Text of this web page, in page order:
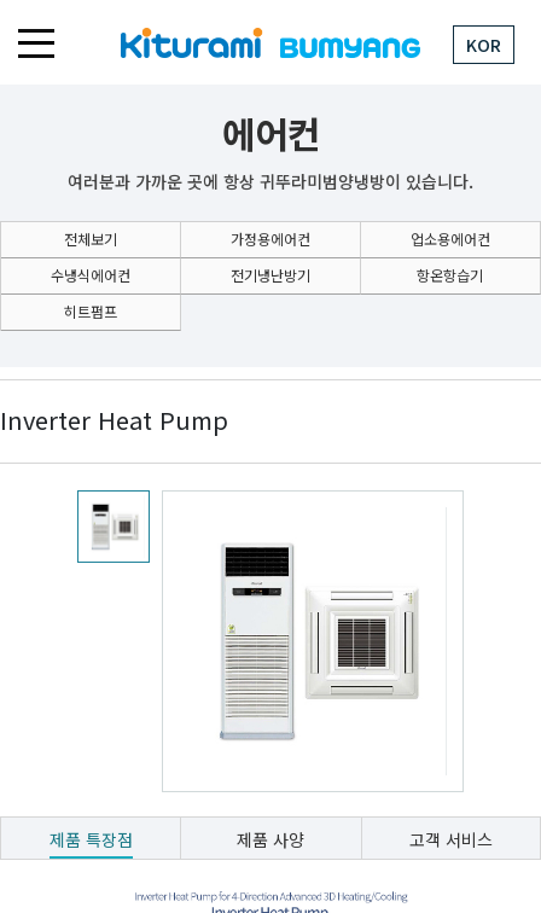
KOR
에어컨
여러분과 가까운 곳에 항상 귀뚜라미범양냉방이 있습니다.
전체보기 가정용에어컨
업소용에어컨
수냉식에어컨
전기냉난방기
항온항습기
히트펌프
Inverter Heat Pump
제품 특장점 제품 사양 고객 서비스